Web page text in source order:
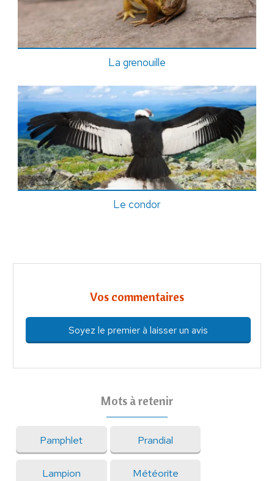
La grenouille
Le condor
Vos commentaires
Soyez le premier à laisser un avis
Mots à retenir
Pamphlet Prandial
Lampion Météorite